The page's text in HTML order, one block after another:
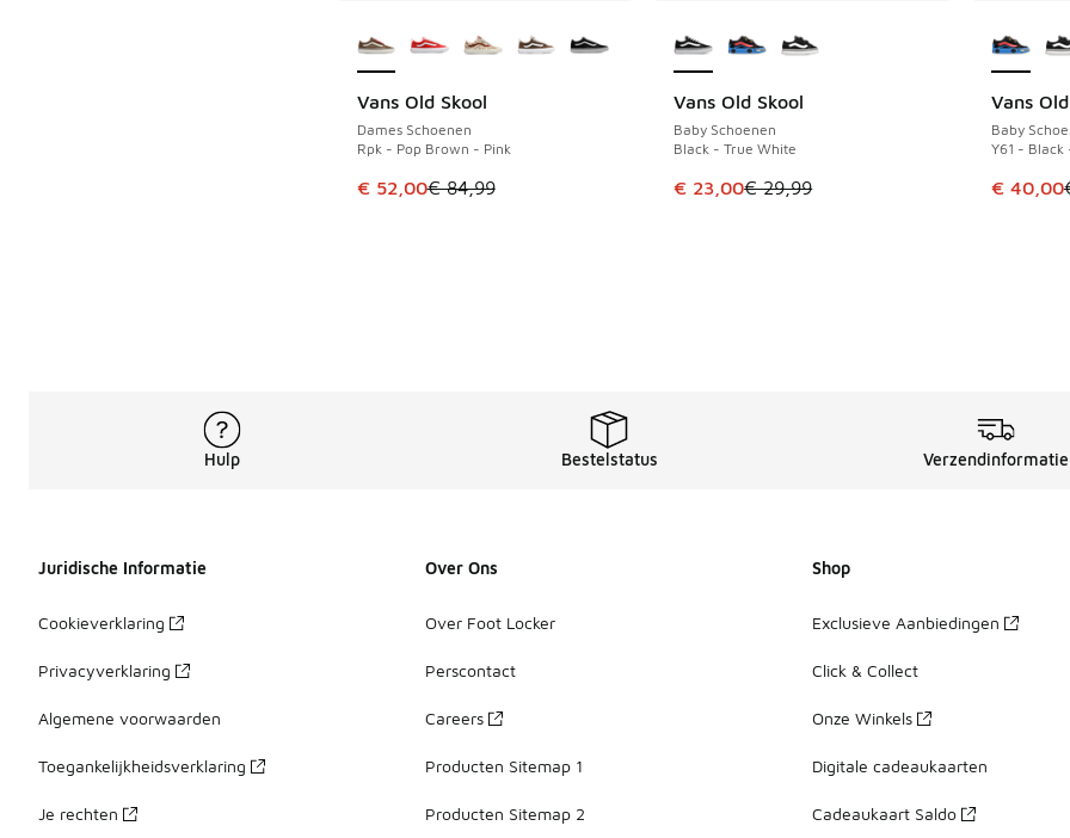
Vans Old Skool
Dames Schoenen
Rpk - Pop Brown - Pink
Dit artikel is in de uitverkoop. Dit artikel is in de aanbieding Prijs verlaagd van €
€ 52,00€ 84,99
BESPAAR € 32 Vans Old Skool
Baby Schoenen
Black - True White
Dit artikel is in de uitverkoop. Dit artikel is in
€ 23,00€ 29,99
BESPAAR € 6 Vans
Baby
Y61 - Black
Dit
€ 40,00
BESPAAR
Hulp Bestelstatus Verzendinformatie
Juridische Informatie
Cookieverklaring
Privacyverklaring
Algemene voorwaarden
Toegankelijkheidsverklaring
Je rechten
Over Ons
Over Foot Locker
Perscontact
Careers
Producten Sitemap 1
Producten Sitemap 2
Shop
Exclusieve Aanbiedingen
Click & Collect
Onze Winkels
Digitale cadeaukaarten
Cadeaukaart Saldo